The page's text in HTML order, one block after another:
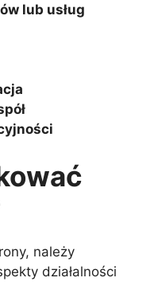
lub usług
należy
działalności